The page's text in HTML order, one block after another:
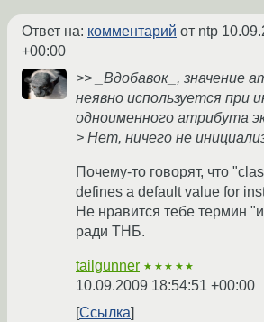
Ответ на: комментарий от ntp
+00:00
>> _Вдобавок_, значение
неявно используется при
одноименного атрибута
> Нет, ничего не
Почему-то говорят, что
defines a default value for
Не нравится тебе термин
ради ТНБ.
tailgunner ★★★★★
10.09.2009 18:54:51 +00:00
Ссылка